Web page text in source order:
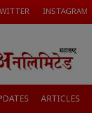
INSTAGRAM
ARTICLES